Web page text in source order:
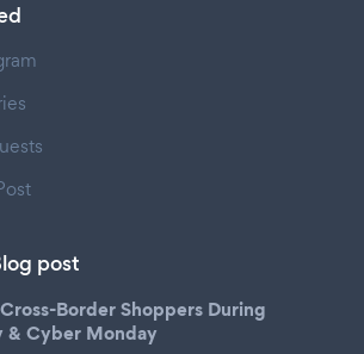
post
Border Shoppers During
& Cyber Monday